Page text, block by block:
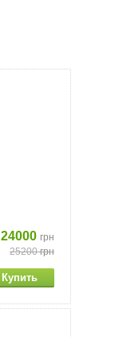
24000 грн
25200грн